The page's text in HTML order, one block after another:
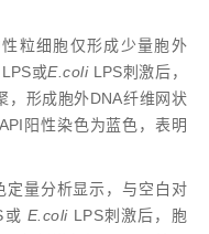
粒细胞仅形成少量胞外
或E.coliLPS刺激后，
，形成胞外DNA纤维网状
阳性染色为蓝色，表明
定量分析显示，与空白对
或 E.coliLPS刺激后，胞